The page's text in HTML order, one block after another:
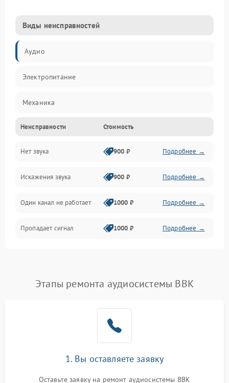
Виды неисправностей
Аудио
Электропитание
Механика
Управление
Корпус/Герметичность
Электронные компоненты
Неисправности Стоимость
Нет звука 900 ₽ Подробнее →
Искажения звука 900 ₽ Подробнее →
Один канал не работает 1000 ₽ Подробнее →
Пропадает сигнал 1000 ₽ Подробнее →
Этапы ремонта аудиосистемы BBK
1. Вы оставляете заявку
Оставьте заявку на ремонт аудиосистемы BBK